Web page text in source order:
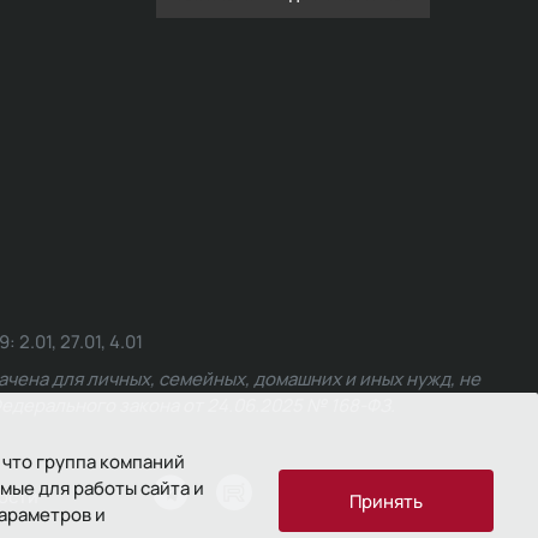
группа компаний
для работы сайта и
и
Принять
27.01, 4.01
для личных, семейных, домашних и иных нужд, не